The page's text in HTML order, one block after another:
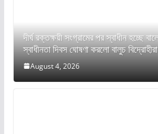
দীর্ঘ রক্তক্ষয়ী সংগ্রামের পর স্বাধীন হচ্ছে
স্বাধীনতা দিবস ঘোষণা করলো বালুচ বিদ্রোহীরা
August 4, 2026